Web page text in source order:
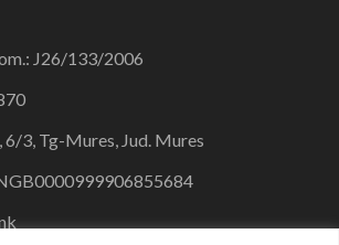
J26/133/2006
6/3, Tg-Mures, Jud. Mures
84